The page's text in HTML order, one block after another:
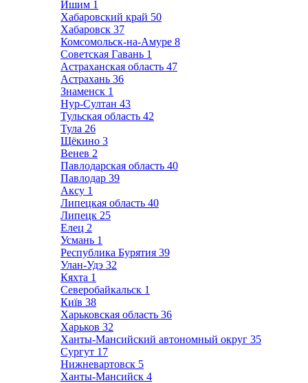
Ишим 1
Хабаровский край 50
Хабаровск 37
Комсомольск-на-Амуре 8
Советская Гавань 1
Астраханская область 47
Астрахань 36
Знаменск 1
Нур-Султан 43
Тульская область 42
Тула 26
Щёкино 3
Венев 2
Павлодарская область 40
Павлодар 39
Аксу 1
Липецкая область 40
Липецк 25
Елец 2
Усмань 1
Республика Бурятия 39
Улан-Удэ 32
Кяхта 1
Северобайкальск 1
Київ 38
Харьковская область 36
Харьков 32
Ханты-Мансийский автономный округ 35
Сургут 17
Нижневартовск 5
Ханты-Мансийск 4